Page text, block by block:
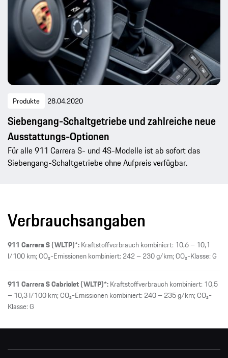
Produkte 28.04.2020
Siebengang-Schaltgetriebe und zahlreiche neue
Ausstattungs-Optionen
Für alle 911 Carrera S- und 4S-Modelle ist ab sofort das
Siebengang-Schaltgetriebe ohne Aufpreis verfügbar.
Verbrauchsangaben
911 Carrera S (WLTP)*:Kraftstoffverbrauch kombiniert: 10,6 – 10,1
l/100 km; CO₂-Emissionen kombiniert: 242 – 230 g/km; CO₂-Klasse: G
911 Carrera S Cabriolet (WLTP)*:Kraftstoffverbrauch kombiniert: 10,5
– 10,3 l/100 km; CO₂-Emissionen kombiniert: 240 – 235 g/km; CO₂-
Klasse: G